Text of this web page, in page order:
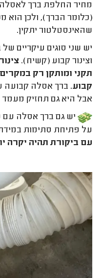
מחיר החלפת ברך לאסלה
(כלומר הברך), ולכן
שהאינסטלטור יתקין.
יש שני סוגים עיקריים
וצינור קבוע (קשיח).
תקני ומותקן רק
קבוע. ברך אסלה קבועה
אבל היא גם תחזיק מעמד
יש גם ברך אסלה עם
על פתיחת סתימות
עם ביקורת תהיה יקרה יותר ב-